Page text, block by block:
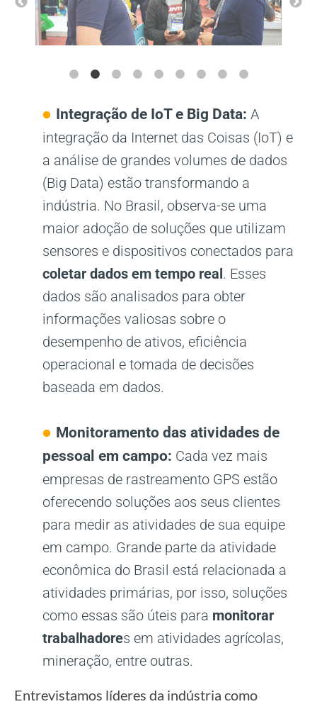
Integração de IoT e Big Data: A
integração da Internet das Coisas (IoT) e
a análise de grandes volumes de dados
(Big Data) estão transformando a
indústria. No Brasil, observa-se uma
maior adoção de soluções que utilizam
sensores e dispositivos conectados para
coletar dados em tempo real . Esses
dados são analisados para obter
informações valiosas sobre o
desempenho de ativos, eficiência
operacional e tomada de decisões
baseada em dados.
Monitoramento das atividades de
pessoal em campo: Cada vez mais
empresas de rastreamento GPS estão
oferecendo soluções aos seus clientes
para medir as atividades de sua equipe
em campo. Grande parte da atividade
econômica do Brasil está relacionada a
atividades primárias, por isso, soluções
como essas são úteis para monitorar
trabalhadores em atividades agrícolas,
mineração, entre outras.
Entrevistamos líderes da indústria como